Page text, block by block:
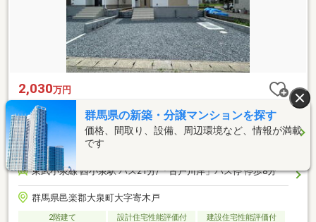
2,030万円
間取り
建物面積 101.65m 2
土地面積 161.11m2
総戸数
-
東武小泉線 西小泉駅 バス21分/「古戸川岸」バス停 停歩8分
群馬県邑楽郡大泉町大字寄木戸
2階建て 設計住宅性能評価付 建設住宅性能評価付
群馬県の新築・分譲マンションを探す
価格、間取り、設備、周辺環境など、情報が満載
です